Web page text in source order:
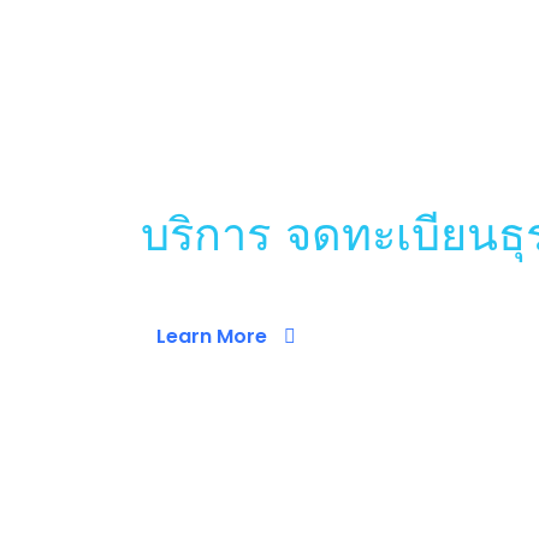
บริการ จดทะเบียนธุ
Learn More